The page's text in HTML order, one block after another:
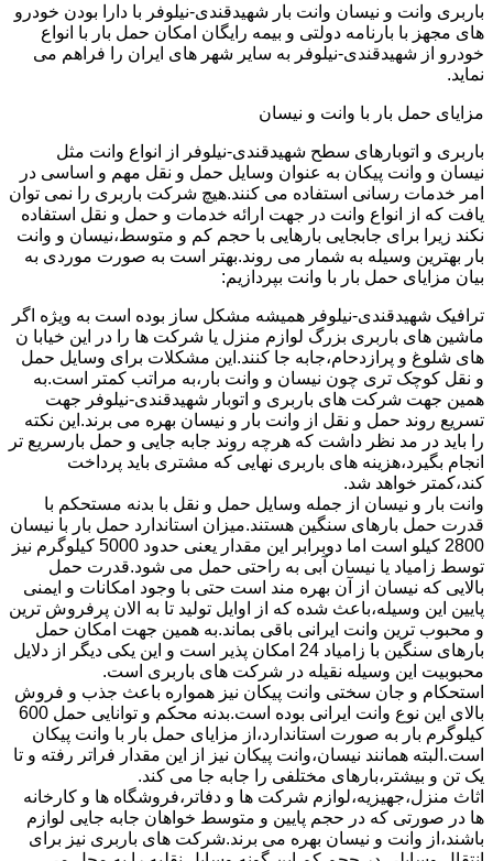
باربری وانت و نیسان وانت بار شهیدقندی-نیلوفر با دارا بودن خودرو
های مجهز با بارنامه دولتی و بیمه رایگان امکان حمل بار با انواع
خودرو از شهیدقندی-نیلوفر به سایر شهر های ایران را فراهم می
نماید.
مزایای حمل بار با وانت و نیسان
باربری و اتوبارهای سطح شهیدقندی-نیلوفر از انواع وانت مثل
نیسان و وانت پیکان به عنوان وسایل حمل و نقل مهم و اساسی در
امر خدمات رسانی استفاده می کنند.هیچ شرکت باربری را نمی توان
یافت که از انواع وانت در جهت ارائه خدمات و حمل و نقل استفاده
نکند زیرا برای جابجایی بارهایی با حجم کم و متوسط،نیسان و وانت
بار بهترین وسیله به شمار می روند.بهتر است به صورت موردی به
بیان مزایای حمل بار با وانت بپردازیم:
ترافیک شهیدقندی-نیلوفر همیشه مشکل ساز بوده است به ویژه اگر
ماشین های باربری بزرگ لوازم منزل یا شرکت ها را در این خیابا ن
های شلوغ و پرازدحام،جابه جا کنند.این مشکلات برای وسایل حمل
و نقل کوچک تری چون نیسان و وانت بار،به مراتب کمتر است.به
همین جهت شرکت های باربری و اتوبار شهیدقندی-نیلوفر جهت
تسریع روند حمل و نقل از وانت بار و نیسان بهره می برند.این نکته
را باید در مد نظر داشت که هرچه روند جابه جایی و حمل بارسریع تر
انجام بگیرد،هزینه های باربری نهایی که مشتری باید پرداخت
کند،کمتر خواهد شد.
وانت بار و نیسان از جمله وسایل حمل و نقل با بدنه مستحکم با
قدرت حمل بارهای سنگین هستند.میزان استاندارد حمل بار با نیسان
2800 کیلو است اما دوبرابر این مقدار یعنی حدود 5000 کیلوگرم نیز
توسط زامیاد یا نیسان آبی به راحتی حمل می شود.قدرت حمل
بالایی که نیسان از آن بهره مند است حتی با وجود امکانات و ایمنی
پایین این وسیله،باعث شده که از اوایل تولید تا به الان پرفروش ترین
و محبوب ترین وانت ایرانی باقی بماند.به همین جهت امکان حمل
بارهای سنگین با زامیاد 24 امکان پذیر است و این یکی دیگر از دلایل
محبوبیت این وسیله نقیله در شرکت های باربری است.
استحکام و جان سختی وانت پیکان نیز همواره باعث جذب و فروش
بالای این نوع وانت ایرانی بوده است.بدنه محکم و توانایی حمل 600
کیلوگرم بار به صورت استاندارد،از مزایای حمل بار با وانت پیکان
است.البته همانند نیسان،وانت پیکان نیز از این مقدار فراتر رفته و تا
یک تن و بیشتر،بارهای مختلفی را جابه جا می کند.
اثاث منزل،جهیزیه،لوازم شرکت ها و دفاتر،فروشگاه ها و کارخانه
ها در صورتی که در حجم پایین و متوسط خواهان جابه جایی لوازم
باشند،از وانت و نیسان بهره می برند.شرکت های باربری نیز برای